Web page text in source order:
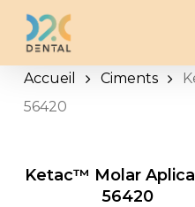
Skip
main
content
Accueil Ciments
56420
Ketac™ Molar
56420